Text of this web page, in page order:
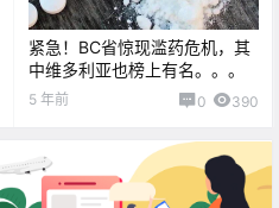
紧急！BC省惊现滥药危机，其
中维多利亚也榜上有名。。。
5 年前 0 390